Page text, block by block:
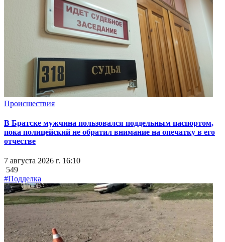
Происшествия
В Братске мужчина пользовался поддельным паспортом,
пока полицейский не обратил внимание на опечатку в его
отчестве
7 августа 2026 г. 16:10
549
#Подделка